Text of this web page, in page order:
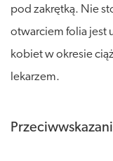
pod zakrętką. Nie
otwarciem folia jest
kobiet w okresie
lekarzem.